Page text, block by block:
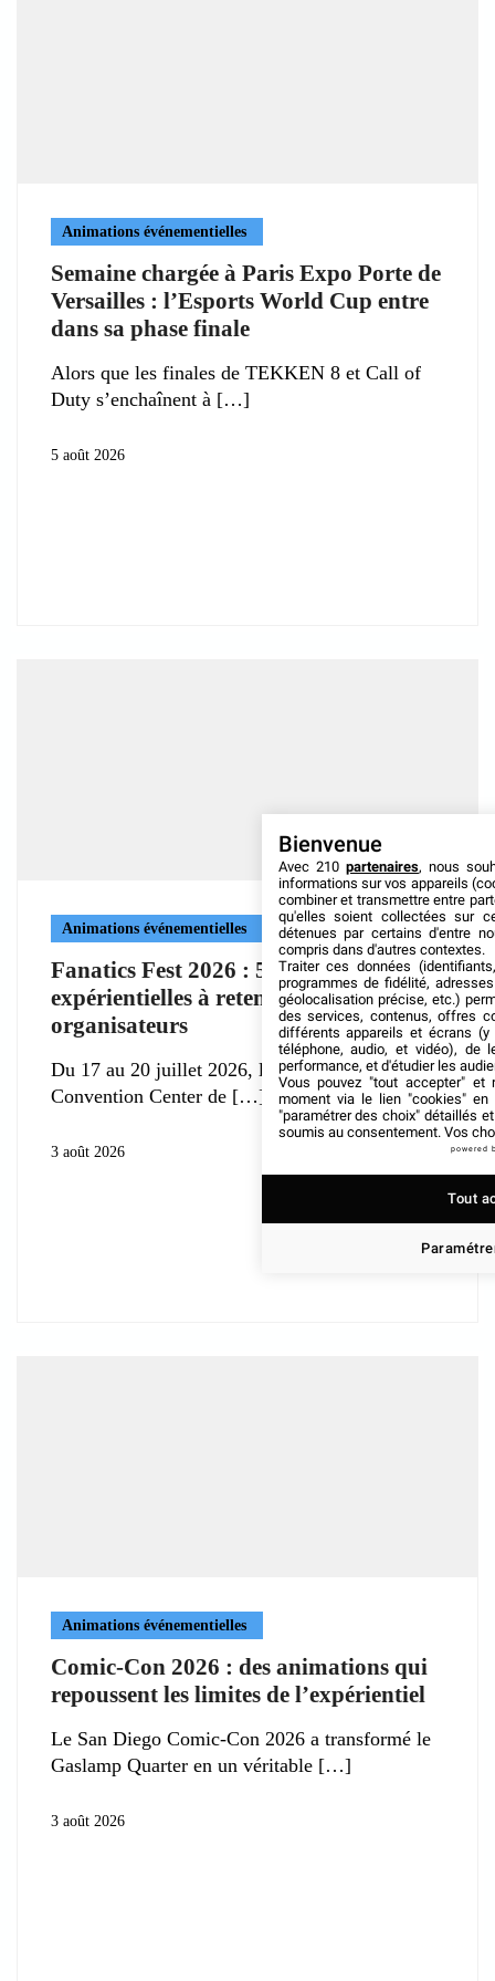
Animations événementielles
Semaine chargée à Paris Expo Porte de
Versailles : l’Esports World Cup entre
dans sa phase finale
Alors que les finales de TEKKEN 8 et Call of
Duty s’enchaînent à
5 août 2026
Animations événementielles
Fanatics Fest 2026 : 5 grandes leçons
expérientielles à retenir pour les
organisateurs
Du 17 au 20 juillet 2026, le Jacob K. Javits
Convention Center de
3 août 2026
Animations événementielles
Comic-Con 2026 : des animations qui
repoussent les limites de l’expérientiel
Le San Diego Comic-Con 2026 a transformé le
Gaslamp Quarter en un véritable
3 août 2026
Bienvenue
Avec 210 partenaires, nous
informations sur vos appareils
combiner et transmettre entre
qu'elles soient collectées sur
détenues par certains d'entre
compris dans d'autres contextes.
Traiter ces données
programmes de fidélité,
géolocalisation précise, etc.)
des services, contenus, offres
différents appareils et écrans (y
téléphone, audio, et vidéo), de
performance, et d'étudier les
Vous pouvez "tout accepter" et
moment via le lien "cookies" en
"paramétrer des choix" détaillés
soumis au consentement. Vos
powered
Tout